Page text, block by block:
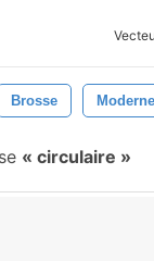
Brosse Moderne
circulaire